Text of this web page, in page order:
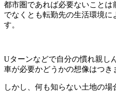
都市圏であれば必要ないことは
でなくとも転勤先の生活環境に
す。
Uターンなどで自分の慣れ親し
車が必要かどうかの想像はつき
しかし、何も知らない土地の